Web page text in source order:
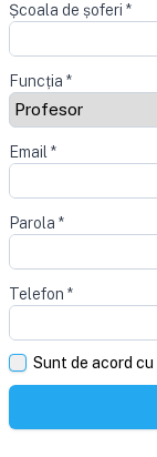
Școala de șoferi *
Funcția *
Email *
Parola *
Telefon *
Sunt de acord cu